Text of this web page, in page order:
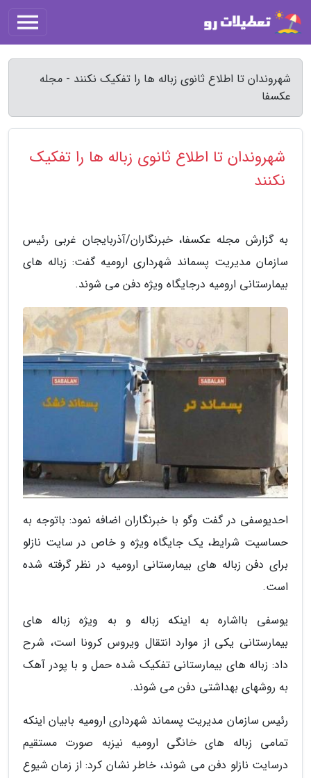
شهروندان تا اطلاع ثانوی زباله ها را تفکیک نکنند - مجله
عکسفا
شهروندان تا اطلاع ثانوی زباله ها را تفکیک
نکنند
به گزارش مجله عکسفا، خبرنگاران/آذربایجان غربی رئیس
سازمان مدیریت پسماند شهرداری ارومیه گفت: زباله های
بیمارستانی ارومیه درجایگاه ویژه دفن می شوند.
احدیوسفی در گفت وگو با خبرنگاران اضافه نمود: باتوجه به
حساسیت شرایط، یک جایگاه ویژه و خاص در سایت نازلو
برای دفن زباله های بیمارستانی ارومیه در نظر گرفته شده
است.
یوسفی بااشاره به اینکه زباله و به ویژه زباله های
بیمارستانی یکی از موارد انتقال ویروس کرونا است، شرح
داد: زباله های بیمارستانی تفکیک شده حمل و با پودر آهک
به روشهای بهداشتی دفن می شوند.
رئیس سازمان مدیریت پسماند شهرداری ارومیه بابیان اینکه
تمامی زباله های خانگی ارومیه نیزبه صورت مستقیم
درسایت نازلو دفن می شوند، خاطر نشان کرد: از زمان شیوع